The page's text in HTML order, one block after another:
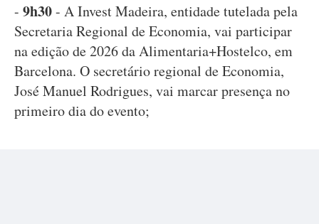
- 9h30- A Invest Madeira, entidade tutelada pela
Secretaria Regional de Economia, vai participar
na edição de 2026 da Alimentaria+Hostelco, em
Barcelona. O secretário regional de Economia,
José Manuel Rodrigues, vai marcar presença no
primeiro dia do evento;